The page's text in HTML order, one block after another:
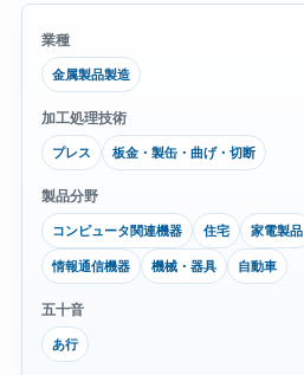
業種
金属製品製造
加工処理技術
プレス 板金・製缶・曲げ・切断
製品分野
コンピュータ関連機器 住宅 家電製品
情報通信機器 機械・器具 自動車
五十音
あ行